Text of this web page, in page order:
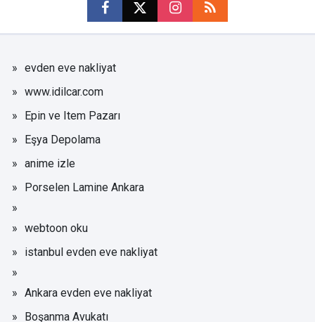
evden eve nakliyat
www.idilcar.com
Epin ve Item Pazarı
Eşya Depolama
anime izle
Porselen Lamine Ankara
webtoon oku
istanbul evden eve nakliyat
Ankara evden eve nakliyat
Boşanma Avukatı